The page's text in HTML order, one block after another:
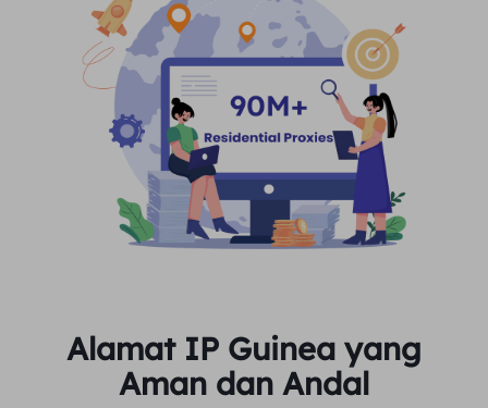
Alamat IP Guinea yang
Aman dan Andal